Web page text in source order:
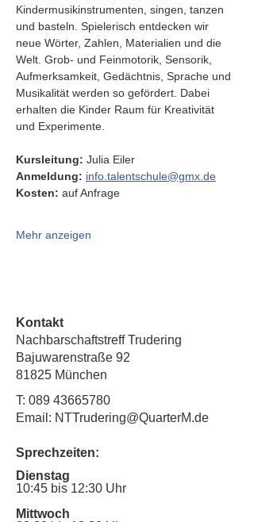
Kindermusikinstrumenten, singen, tanzen
und basteln. Spielerisch entdecken wir
neue Wörter, Zahlen, Materialien und die
Welt. Grob- und Feinmotorik, Sensorik,
Aufmerksamkeit, Gedächtnis, Sprache und
Musikalität werden so gefördert. Dabei
erhalten die Kinder Raum für Kreativität
und Experimente.
Kursleitung: Julia Eiler
Anmeldung: info.talentschule@gmx.de
Kosten: auf Anfrage
Mehr anzeigen
Kontakt
Nachbarschaftstreff Trudering
Bajuwarenstraße 92
81825 München
T: 089 43665780
Email: NTTrudering@QuarterM.de
Sprechzeiten:
Dienstag
10:45 bis 12:30 Uhr
Mittwoch